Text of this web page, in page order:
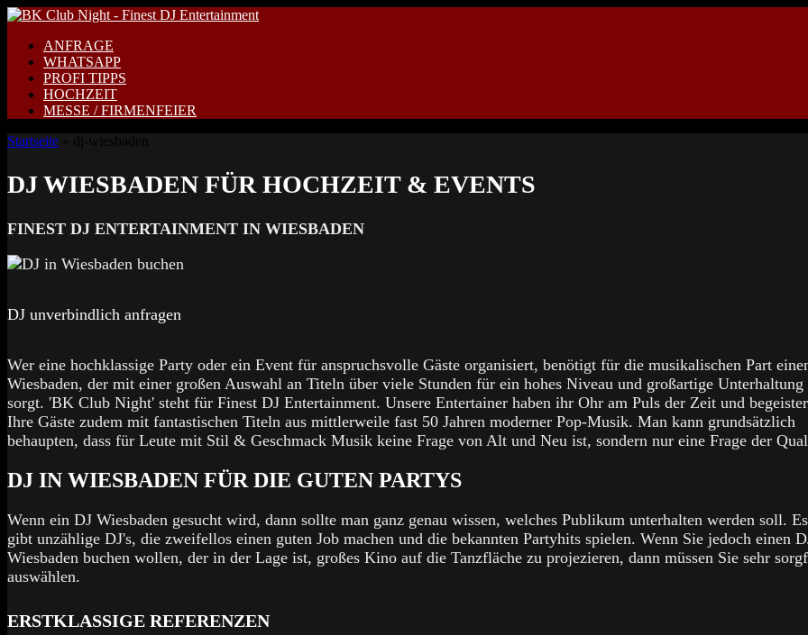
Zum
springenANFRAGE
WHATSAPP
PROFI TIPPS
HOCHZEIT
MESSE / FIRMENFEIER
Startseite
DJ WIESBADEN FÜR HOCHZEIT & EVENTS
FINEST DJ ENTERTAINMENT IN WIESBADEN
DJ unverbindlich anfragen
Wer eine hochklassige Party oder ein Event für anspruchsvolle Gäste organisiert, benötigt für die musikalischen Part
Wiesbaden, der mit einer großen Auswahl an Titeln über viele Stunden für ein hohes Niveau und großartige Unterhaltung
sorgt. 'BK Club Night' steht für Finest DJ Entertainment. Unsere Entertainer haben ihr Ohr am Puls der Zeit und
Ihre Gäste zudem mit fantastischen Titeln aus mittlerweile fast 50 Jahren moderner Pop-Musik. Man kann grundsätzlich
behaupten, dass für Leute mit Stil & Geschmack Musik keine Frage von Alt und Neu ist, sondern nur eine Frage der
DJ IN WIESBADEN FÜR DIE GUTEN PARTYS
Wenn ein DJ Wiesbaden gesucht wird, dann sollte man ganz genau wissen, welches Publikum unterhalten werden soll. Es
gibt unzählige DJ's, die zweifellos einen guten Job machen und die bekannten Partyhits spielen. Wenn Sie jedoch einen
Wiesbaden buchen wollen, der in der Lage ist, großes Kino auf die Tanzfläche zu projezieren, dann müssen Sie sehr
auswählen.
ERSTKLASSIGE REFERENZEN